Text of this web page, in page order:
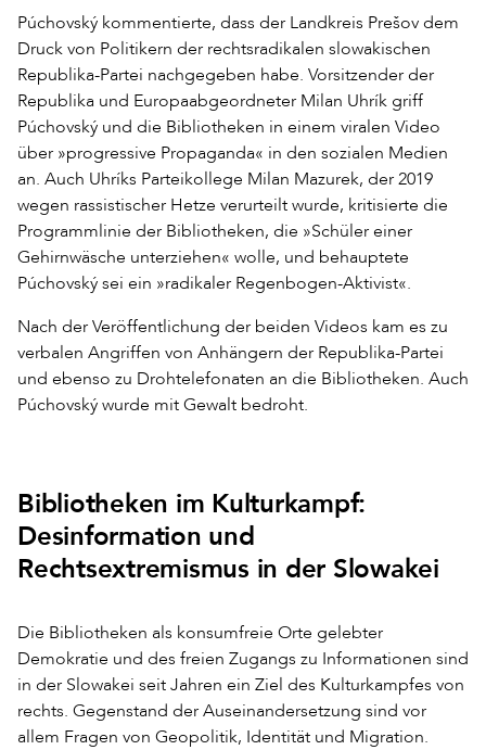
Púchovský kommentierte, dass der Landkreis Prešov dem
Druck von Politikern der rechtsradikalen slowakischen
Republika-Partei nachgegeben habe. Vorsitzender der
Republika und Europaabgeordneter Milan Uhrík griff
Púchovský und die Bibliotheken in einem viralen Video
über »progressive Propaganda« in den sozialen Medien
an. Auch Uhríks Parteikollege Milan Mazurek, der 2019
wegen rassistischer Hetze verurteilt wurde, kritisierte die
Programmlinie der Bibliotheken, die »Schüler einer
Gehirnwäsche unterziehen« wolle, und behauptete
Púchovský sei ein »radikaler Regenbogen-Aktivist«.
Nach der Veröffentlichung der beiden Videos kam es zu
verbalen Angriffen von Anhängern der Republika-Partei
und ebenso zu Drohtelefonaten an die Bibliotheken. Auch
Púchovský wurde mit Gewalt bedroht.
Bibliotheken im Kulturkampf:
Desinformation und
Rechtsextremismus in der Slowakei
Die Bibliotheken als konsumfreie Orte gelebter
Demokratie und des freien Zugangs zu Informationen sind
in der Slowakei seit Jahren ein Ziel des Kulturkampfes von
rechts. Gegenstand der Auseinandersetzung sind vor
allem Fragen von Geopolitik, Identität und Migration.